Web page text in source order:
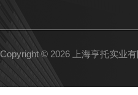
Copyright © 2026 上海亨托实业